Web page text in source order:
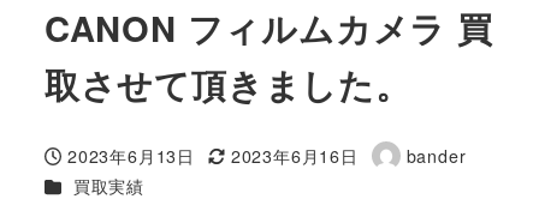
CANON フィルムカメラ 買
取させて頂きました。
投稿日
2023年6月13日
更新日
2023年6月16日
著
bander
カテゴリー
買取実績